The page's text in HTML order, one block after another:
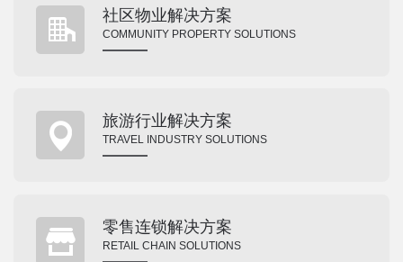
社区物业解决方案
COMMUNITY PROPERTY SOLUTIONS
旅游行业解决方案
TRAVEL INDUSTRY SOLUTIONS
零售连锁解决方案
RETAIL CHAIN SOLUTIONS